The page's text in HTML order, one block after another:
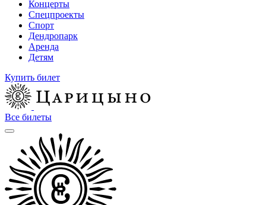
Концерты
Спецпроекты
Спорт
Дендропарк
Аренда
Детям
Купить билет
Все билеты